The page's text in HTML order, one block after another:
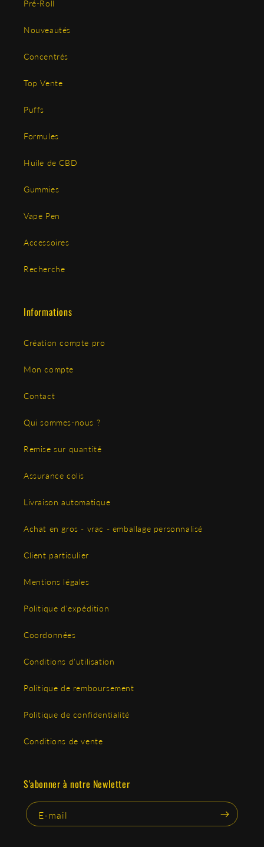
Pré-Roll
Nouveautés
Concentrés
Top Vente
Puffs
Formules
Huile de CBD
Gummies
Vape Pen
Accessoires
Recherche
Informations
Création compte pro
Mon compte
Contact
Qui sommes-nous ?
Remise sur quantité
Assurance colis
Livraison automatique
Achat en gros - vrac - emballage personnalisé
Client particulier
Mentions légales
Politique d'expédition
Coordonnées
Conditions d'utilisation
Politique de remboursement
Politique de confidentialité
Conditions de vente
S'abonner à notre Newletter
E-mail